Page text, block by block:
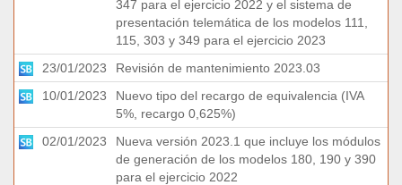
347 para el ejercicio 2022 y el sistema de
presentación telemática de los modelos 111,
115, 303 y 349 para el ejercicio 2023
23/01/2023
Revisión de mantenimiento 2023.03
10/01/2023
Nuevo tipo del recargo de equivalencia (IVA
5%, recargo 0,625%)
02/01/2023
Nueva versión 2023.1 que incluye los módulos
de generación de los modelos 180, 190 y 390
para el ejercicio 2022